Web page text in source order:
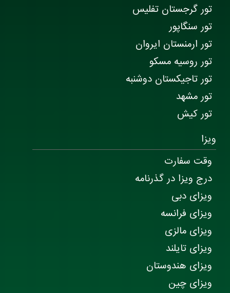
تور گرجستان تفلیس
تور سنگاپور
تور ارمنستان ایروان
تور روسیه مسکو
تور تاجیکستان دوشنبه
تور مشهد
تور کیش
ویزا
وقت سفارت
درج ویزا در گذرنامه
ویزای دبی
ویزای فرانسه
ویزای مالزی
ویزای تایلند
ویزای هندوستان
ویزای چین